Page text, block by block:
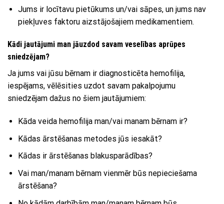
Jums ir locītavu pietūkums un/vai sāpes, un jums nav
piekļuves faktoru aizstājošajiem medikamentiem.
Kādi jautājumi man jāuzdod savam veselības aprūpes
sniedzējam?
Ja jums vai jūsu bērnam ir diagnosticēta hemofilija,
iespējams, vēlēsities uzdot savam pakalpojumu
sniedzējam dažus no šiem jautājumiem:
Kāda veida hemofilija man/vai manam bērnam ir?
Kādas ārstēšanas metodes jūs iesakāt?
Kādas ir ārstēšanas blakusparādības?
Vai man/manam bērnam vienmēr būs nepieciešama
ārstēšana?